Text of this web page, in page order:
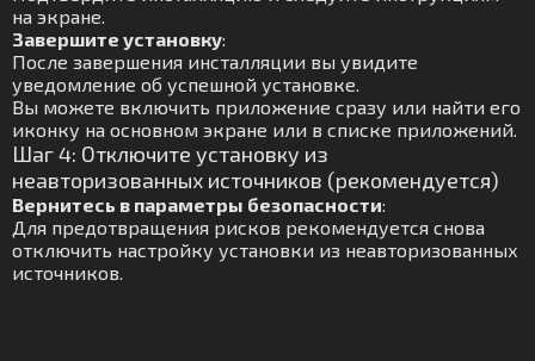
на экране.
Завершите установку:
После завершения инсталляции вы увидите
уведомление об успешной установке.
Вы можете включить приложение сразу или найти его
иконку на основном экране или в списке приложений.
Шаг 4: Отключите установку из
неавторизованных источников (рекомендуется)
Вернитесь в параметры безопасности:
Для предотвращения рисков рекомендуется снова
отключить настройку установки из неавторизованных
источников.